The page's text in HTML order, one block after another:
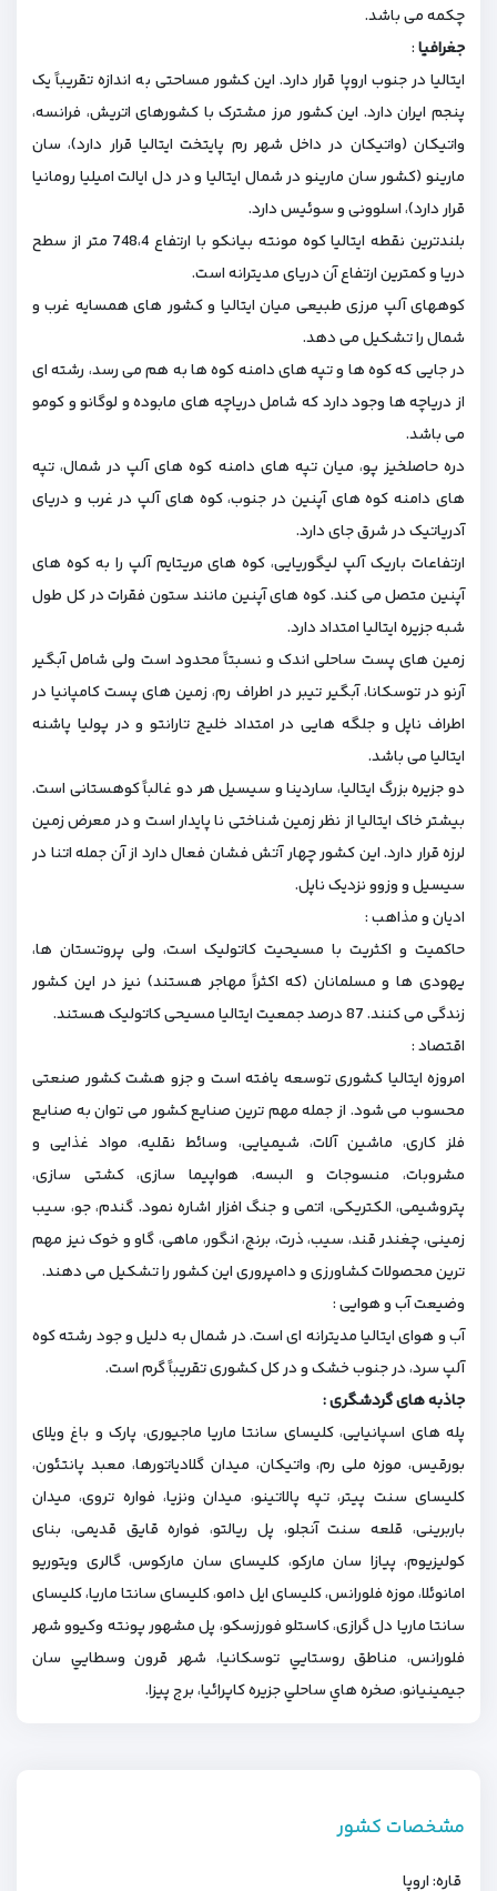
چکمه می باشد.
جغرافیا:
ایتالیا در جنوب اروپا قرار دارد. این کشور مساحتی به اندازه تقریباً یک
پنجم ایران دارد. این کشور مرز مشترک با کشورهای اتریش، فرانسه،
واتیکان (واتیکان در داخل شهر رم پایتخت ایتالیا قرار دارد)، سان
مارینو (کشور سان مارینو در شمال ایتالیا و در دل ایالت امیلیا رومانیا
قرار دارد)، اسلوونی و سوئیس دارد.
بلندترین نقطه ایتالیا کوه مونته بیانکو با ارتفاع 748،4 متر از سطح
دریا و کمترین ارتفاع آن دریای مدیترانه ‌است.
کوههای آلپ مرزی طبیعی میان ایتالیا و کشور های همسایه غرب و
شمال را تشکیل می دهد.
در جایی که کوه ها و تپه ‌های دامنه کوه ها به هم می ‌رسد، رشته ‌ای
از دریاچه‌ ها وجود دارد که شامل دریاچه‌ های مابوده و لوگانو و کومو
می باشد.
دره حاصلخیز پو، میان تپه‌ های دامنه کوه های آلپ در شمال، تپه‌
های دامنه کوه های آپنین در جنوب، کوه های آلپ در غرب و دریای
آدریاتیک در شرق جای دارد.
ارتفاعات باریک آلپ لیگوریایی، کوه های مریتایم آلپ را به کوه های
آپنین متصل می‌ کند. کوه های آپنین مانند ستون فقرات در کل طول
شبه جزیره ایتالیا امتداد دارد.
زمین های پست ساحلی اندک و نسبتاً محدود است ولی شامل آبگیر
آرنو در توسکانا، آبگیر تیبر در اطراف رم، زمین های پست کامپانیا در
اطراف ناپل و جلگه ‌هایی در امتداد خلیج تارانتو و در پولیا پاشنه
ایتالیا می‌ باشد.
دو جزیره بزرگ ایتالیا، ساردینا و سیسیل هر دو غالباً کوهستانی است.
بیشتر خاک ایتالیا از نظر زمین شناختی نا پایدار است و در معرض زمین
لرزه قرار دارد. این کشور چهار آتش فشان فعال دارد از آن جمله اتنا در
سیسیل و وزوو نزدیک ناپل.
ادیان و مذاهب :
حاکمیت و اکثریت با مسیحیت کاتولیک است، ولی پروتستان ‌ها،
یهودی ‌ها و مسلمانان (که اکثراً مهاجر هستند) نیز در این کشور
زندگی می ‌کنند. 87 درصد جمعیت ایتالیا مسیحی کاتولیک هستند.
اقتصاد :
امروزه ایتالیا کشوری توسعه یافته است و جزو هشت کشور صنعتی
محسوب می شود. از جمله مهم ‌ترین صنایع کشور می‌ توان به صنایع
فلز کاری، ماشین‌ آلات، شیمیایی، وسائط نقلیه، مواد غذایی و
مشروبات، منسوجات و البسه، هواپیما سازی، کشتی‌ سازی،
پتروشیمی، الکتریکی، اتمی و جنگ ‌افزار اشاره نمود. گندم، جو، سیب‌
زمینی، چغندر قند، سیب، ذرت، برنج، انگور، ماهی، گاو و خوک نیز مهم
ترین محصولات کشاورزی و دامپروری این کشور را تشکیل می ‌دهند.
وضیعت آب و هوایی :
آب و هوای ایتالیا مدیترانه ‌ای است. در شمال به دلیل و جود رشته‌ کوه
آلپ سرد، در جنوب خشک و در کل کشوری تقریباً گرم است.
جاذبه های گردشگری :
پله های اسپانیایی، کلیسای سانتا ماریا ماجیوری، پارک و باغ ویلای
بورقیس، موزه ملی رم، واتیکان، میدان گلادیاتورها، معبد پانتئون،
کلیسای سنت پیتر، تپه پالاتینو، میدان ونزیا، فواره تروی، میدان
باربرینی، قلعه سنت آنجلو، پل ريالتو، فواره قایق قدیمی، بنای
کولیزیوم، پيازا سان ماركو، کلیسای سان مارکوس، گالری ویتوریو
امانوئلا، موزه فلورانس، کلیسای ایل دامو، کلیسای سانتا ماریا، کلیسای
سانتا ماریا دل گرازی، کاستلو فورزسکو، پل مشهور پونته وكيوو شهر
فلورانس، مناطق روستايي توسكانيا، شهر قرون وسطايي سان
جيمينيانو، صخره هاي ساحلي جزيره كاپرائيا، برج پیزا.
مشخصات کشور
قاره: اروپا